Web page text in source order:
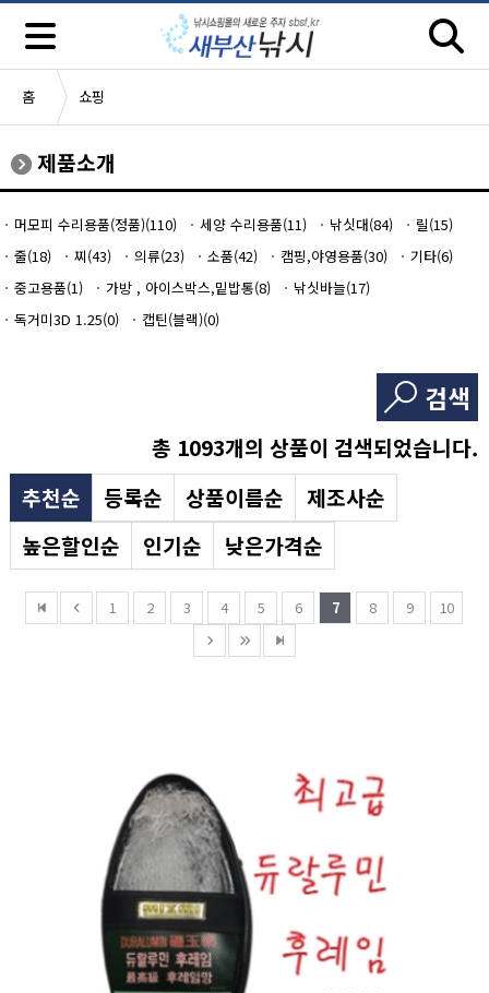
홈 쇼핑
제품소개
머모피 수리용품(정품)(110) 세양 수리용품(11) 낚싯대(84)
릴(15)
줄(18)
찌(43) 의류(23) 소품(42) 캠핑,야영용품(30)
기타(6)
중고용품(1)
가방 , 아이스박스,밑밥통(8)
낚싯바늘(17)
독거미3D 1.25(0)
캡틴(블랙)(0)
검색
총 1093개의 상품이 검색되었습니다.
추천순
등록순 상품이름순
제조사순
높은할인순
인기순 낮은가격순
1 2 3 4 5 6 7 8 9 10